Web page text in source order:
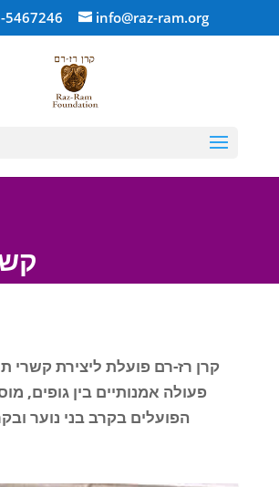
5467246 info@raz-ram.org
קרן רז-רם פועלת ליצירת קשרי
פעולה אמנותיים בין גופים,
הפועלים בקרב בני נוער